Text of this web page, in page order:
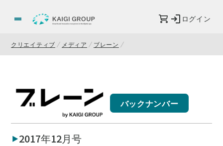
ログイン
クリエイティブ メディア ブレーン
バックナンバー
2017年12月号